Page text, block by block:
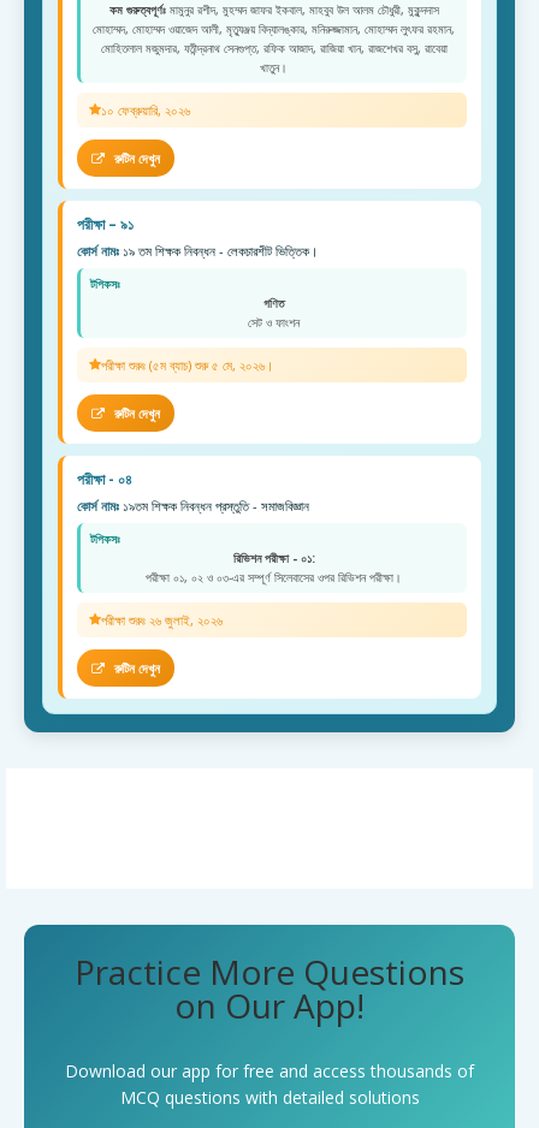
কম গুরুত্বপূর্ণঃমামুনুর রশীদ, মুহম্মদ জাফর ইকবাল, মাহবুব উল আলম চৌধুরী, মুকুন্দদাস
মোহাম্মদ, মোহাম্মদ ওয়াজেদ আলী, মৃত্যুঞ্জয় বিদ্যালঙ্কার, মনিরুজ্জামান, মোহাম্মদ লুৎফর রহমান,
মোহিতলাল মজুমদার, যতীন্দ্রনাথ সেনগুপ্ত, রফিক আজাদ, রাজিয়া খান, রাজশেখর বসু, রাবেয়া
খাতুন।
১০ ফেব্রুয়ারি, ২০২৬
রুটিন দেখুন
পরীক্ষা – ৯১
কোর্স নামঃ ১৯ তম শিক্ষক নিবন্ধন - লেকচারশীট ভিত্তিক।
টপিকসঃ
গণিত
সেট ও ফাংশন
পরীক্ষা শুরুঃ (৫ম ব্যাচ) শুরু ৫ মে, ২০২৬।
রুটিন দেখুন
পরীক্ষা - ০৪
কোর্স নামঃ ১৯তম শিক্ষক নিবন্ধন প্রস্তুতি - সমাজবিজ্ঞান
টপিকসঃ
রিভিশন পরীক্ষা - ০১:
পরীক্ষা ০১, ০২ ও ০৩-এর সম্পূর্ণ সিলেবাসের ওপর রিভিশন পরীক্ষা।
পরীক্ষা শুরুঃ ২৬ জুলাই, ২০২৬
রুটিন দেখুন
Practice More Questions
on Our App!
Download our app for free and access thousands of
MCQ questions with detailed solutions